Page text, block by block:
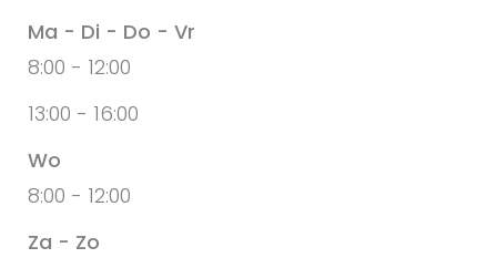
Ma - Di - Do - Vr
8:00 - 12:00
13:00 - 16:00
Wo
8:00 - 12:00
Za - Zo